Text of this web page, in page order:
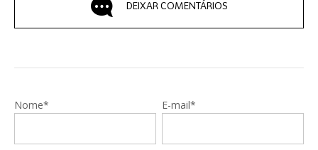
DEIXAR COMENTÁRIOS
Nome* E-mail*